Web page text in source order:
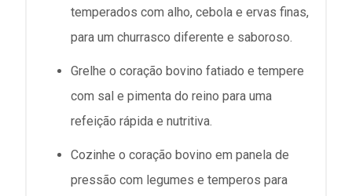
temperados com alho, cebola e ervas finas,
para um churrasco diferente e saboroso.
Grelhe o coração bovino fatiado e tempere
com sal e pimenta do reino para uma
refeição rápida e nutritiva.
Cozinhe o coração bovino em panela de
pressão com legumes e temperos para